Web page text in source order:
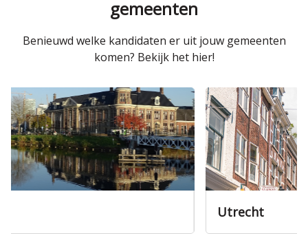
gemeenten
Benieuwd welke kandidaten er uit jouw gemeenten
komen? Bekijk het hier!